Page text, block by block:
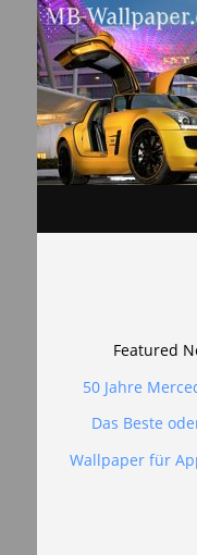
Featured
50 Jahre
Das Beste
Wallpaper für